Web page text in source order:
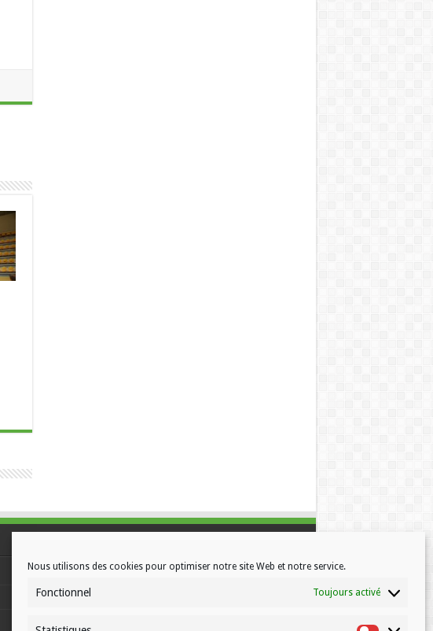
Nous utilisons des cookies pour optimiser notre site Web et notre service.
Fonctionnel Toujours activé